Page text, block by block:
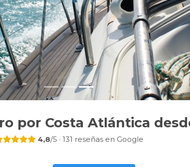
por Costa Atlántica
4,8/5 · 131 reseñas en Google